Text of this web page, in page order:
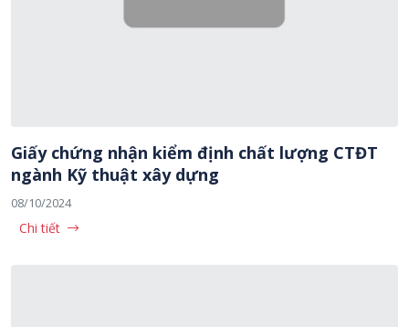
Giấy chứng nhận kiểm định chất lượng CTĐT
ngành Kỹ thuật xây dựng
08/10/2024
Chi tiết